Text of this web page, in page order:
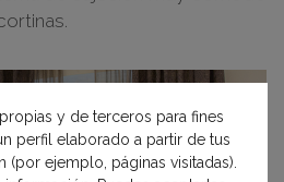
y de terceros para fines
perfil elaborado a partir de tus
(por ejemplo, páginas visitadas).